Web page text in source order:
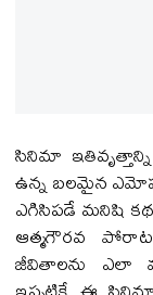
సినిమా
ఉన్న బలమైన
ఎగిసిపడే మనిషి
ఆత్మగౌరవ
జీవితాలను ఎలా